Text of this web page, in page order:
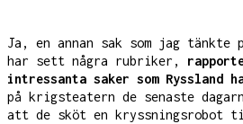
Ja, en annan sak som jag tänkte
har sett några rubriker,
intressanta saker som Ryssland
på krigsteatern de senaste
att de sköt en kryssningsrobot